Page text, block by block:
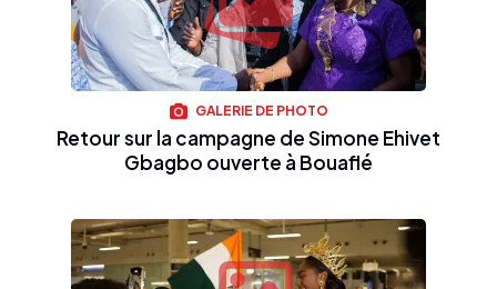
GALERIE DE PHOTO
Retour sur la campagne de Simone Ehivet
Gbagbo ouverte à Bouaflé